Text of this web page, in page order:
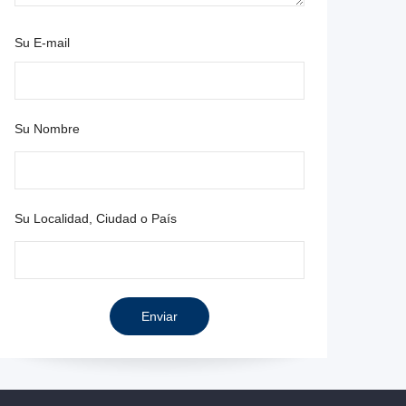
Su E-mail
Su Nombre
Su Localidad, Ciudad o País